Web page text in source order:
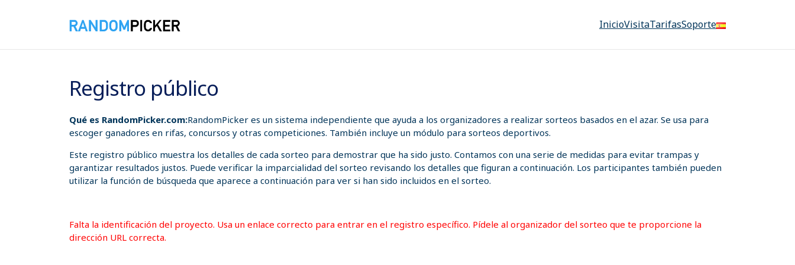
InicioVisitaTarifasSoporte
Registro público
Qué es RandomPicker.com:RandomPicker es un sistema independiente que ayuda a los organizadores a realizar sorteos basados en el azar. Se usa para
escoger ganadores en rifas, concursos y otras competiciones. También incluye un módulo para sorteos deportivos.
Este registro público muestra los detalles de cada sorteo para demostrar que ha sido justo. Contamos con una serie de medidas para evitar trampas y
garantizar resultados justos. Puede verificar la imparcialidad del sorteo revisando los detalles que figuran a continuación. Los participantes también pueden
utilizar la función de búsqueda que aparece a continuación para ver si han sido incluidos en el sorteo.
Falta la identificación del proyecto. Usa un enlace correcto para entrar en el registro específico. Pídele al organizador del sorteo que te proporcione la
dirección URL correcta.